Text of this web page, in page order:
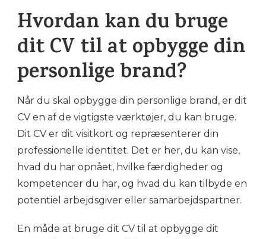
Hvordan kan du bruge
dit CV til at opbygge din
personlige brand?
Når du skal opbygge din personlige brand, er dit
CV en af de vigtigste værktøjer, du kan bruge.
Dit CV er dit visitkort og repræsenterer din
professionelle identitet. Det er her, du kan vise,
hvad du har opnået, hvilke færdigheder og
kompetencer du har, og hvad du kan tilbyde en
potentiel arbejdsgiver eller samarbejdspartner.
En måde at bruge dit CV til at opbygge dit